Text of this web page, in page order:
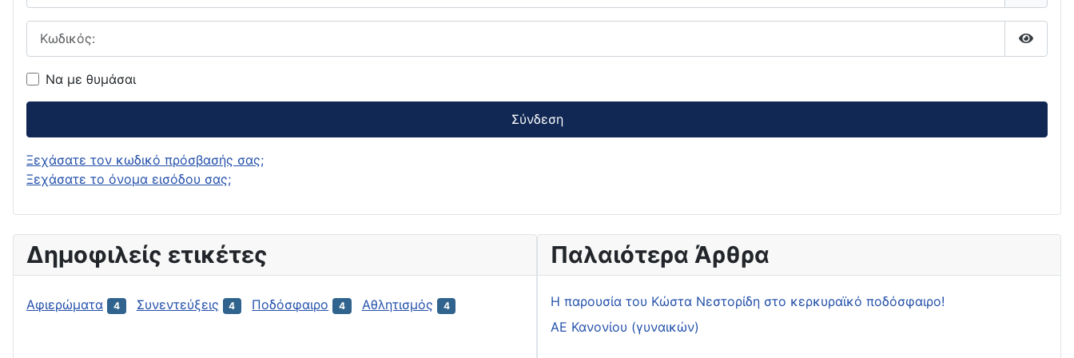
Να με θυμάσαι
Σύνδεση
Ξεχάσατε τον κωδικό πρόσβασής σας;
Ξεχάσατε το όνομα εισόδου σας;
Δημοφιλείς ετικέτες
Αφιερώματα 4 Συνεντεύξεις 4 Ποδόσφαιρο 4 Αθλητισμός 4
Παλαιότερα Άρθρα
H παρουσία του Κώστα Νεστορίδη στο κερκυραϊκό ποδόσφαιρο!
ΑΕ Κανονίου (γυναικών)